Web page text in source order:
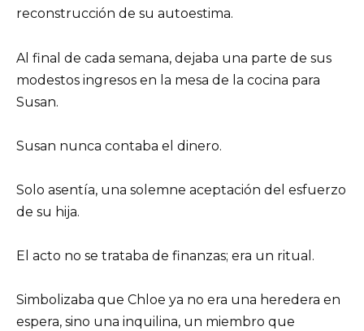
reconstrucción de su autoestima.
Al final de cada semana, dejaba una parte de sus
modestos ingresos en la mesa de la cocina para
Susan.
Susan nunca contaba el dinero.
Solo asentía, una solemne aceptación del esfuerzo
de su hija.
El acto no se trataba de finanzas; era un ritual.
Simbolizaba que Chloe ya no era una heredera en
espera, sino una inquilina, un miembro que